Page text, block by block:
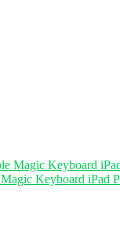
Magic Keyboard iPad